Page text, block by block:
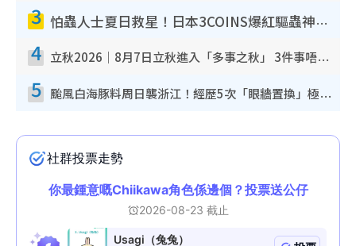
3 怕蟲人士夏日救星！日本3COINS爆紅驅蟲神器$45起 1招「全程免觸碰」輕鬆搞定小強
4 立秋2026｜8月7日立秋進入「多事之秋」 3件事唔做得！專家教6招開運 清枱頭／銀包納氣接好運
5 颱風白海豚料周日襲浙江！經歷5次「眼牆置換」極罕見 成登陸內地最長途颱風